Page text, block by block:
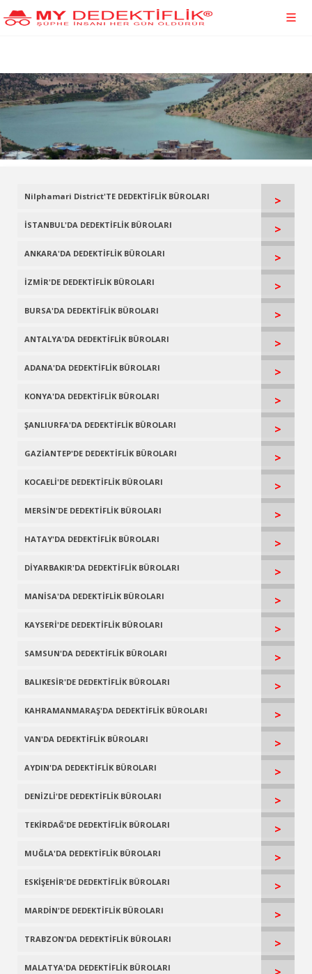
Nilphamari District'TE DEDEKTİFLİK BÜROLARI >
İSTANBUL'DA DEDEKTİFLİK BÜROLARI >
ANKARA'DA DEDEKTİFLİK BÜROLARI >
İZMİR'DE DEDEKTİFLİK BÜROLARI >
BURSA'DA DEDEKTİFLİK BÜROLARI >
ANTALYA'DA DEDEKTİFLİK BÜROLARI >
ADANA'DA DEDEKTİFLİK BÜROLARI >
KONYA'DA DEDEKTİFLİK BÜROLARI >
ŞANLIURFA'DA DEDEKTİFLİK BÜROLARI >
GAZİANTEP'DE DEDEKTİFLİK BÜROLARI >
KOCAELİ'DE DEDEKTİFLİK BÜROLARI >
MERSİN'DE DEDEKTİFLİK BÜROLARI >
HATAY'DA DEDEKTİFLİK BÜROLARI >
DİYARBAKIR'DA DEDEKTİFLİK BÜROLARI >
MANİSA'DA DEDEKTİFLİK BÜROLARI >
KAYSERİ'DE DEDEKTİFLİK BÜROLARI >
SAMSUN'DA DEDEKTİFLİK BÜROLARI >
BALIKESİR'DE DEDEKTİFLİK BÜROLARI >
KAHRAMANMARAŞ'DA DEDEKTİFLİK BÜROLARI >
VAN'DA DEDEKTİFLİK BÜROLARI >
AYDIN'DA DEDEKTİFLİK BÜROLARI >
DENİZLİ'DE DEDEKTİFLİK BÜROLARI >
TEKİRDAĞ'DE DEDEKTİFLİK BÜROLARI >
MUĞLA'DA DEDEKTİFLİK BÜROLARI >
ESKİŞEHİR'DE DEDEKTİFLİK BÜROLARI >
MARDİN'DE DEDEKTİFLİK BÜROLARI >
TRABZON'DA DEDEKTİFLİK BÜROLARI >
MALATYA'DA DEDEKTİFLİK BÜROLARI